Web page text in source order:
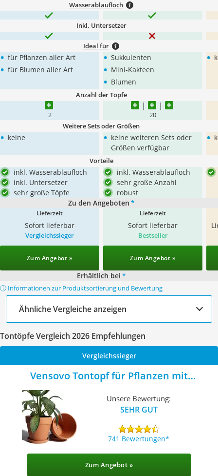
Wasserablaufloch
Inkl. Untersetzer
Ideal für
• für Pflanzen aller Art
• für Blumen aller Art
• Sukkulenten
• Mini-Kakteen
• Blumen
•
Anzahl der Töpfe
2 20
Weitere Sets oder Größen
• keine • keine weiteren Sets oder
Größen verfügbar
•
Vorteile
inkl. Wasserablaufloch
inkl. Untersetzer
sehr große Töpfe
inkl. Wasserablaufloch
sehr große Anzahl
robust
Zu den Angeboten *
Lieferzeit
Sofort lieferbar
Lieferzeit
Sofort lieferbar
Vergleichssieger
Zum Angebot »
Bestseller
Zum Angebot »
Erhältlich bei *
ⓘ Informationen zur Produktsortierung und Bewertung
Ähnliche Vergleiche anzeigen
Tontöpfe Vergleich 2026 Empfehlungen
Vergleichssieger
Vensovo Tontopf für Pflanzen mit
Unsere Bewertung:
SEHR GUT
741 Bewertungen
Zum Angebot »